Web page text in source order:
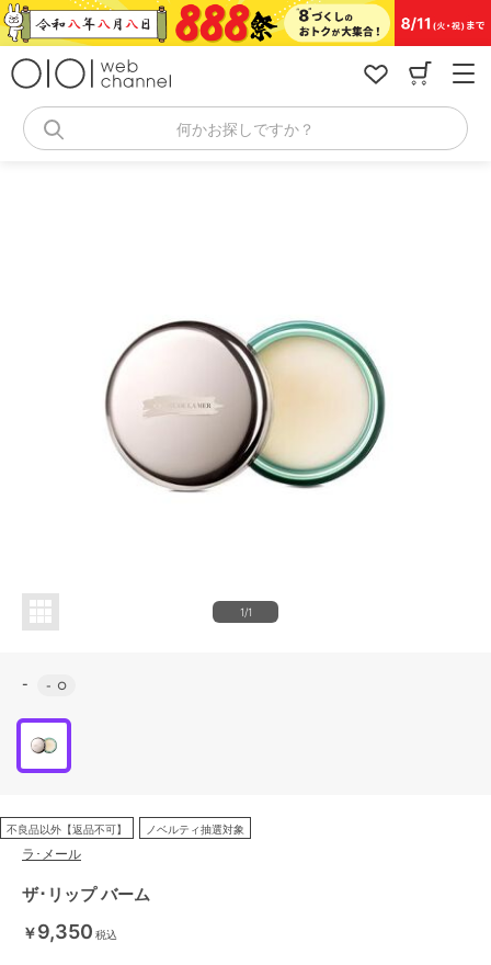
コ
ン
何かお探しですか？
1/1
- - ○
不良品以外【返品不可】 ノベルティ抽選対象
ラ･メール
ザ･リップ バーム
￥9,350 税込